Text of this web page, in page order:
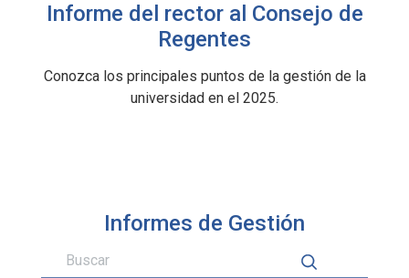
Informe del rector al Consejo de
Regentes
Conozca los principales puntos de la gestión de la
universidad en el 2025.
Informes de Gestión